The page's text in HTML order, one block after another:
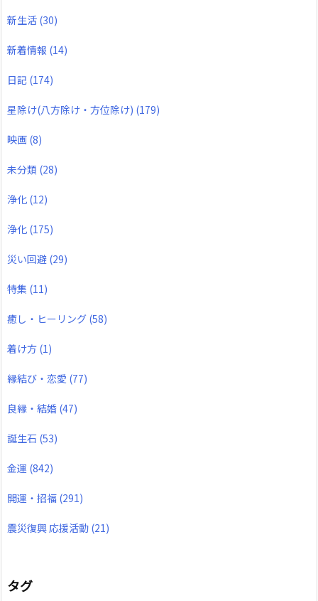
新生活 (30)
新着情報 (14)
日記 (174)
星除け(八方除け・方位除け) (179)
映画 (8)
未分類 (28)
浄化 (12)
浄化 (175)
災い回避 (29)
特集 (11)
癒し・ヒーリング (58)
着け方 (1)
縁結び・恋愛 (77)
良縁・結婚 (47)
誕生石 (53)
金運 (842)
開運・招福 (291)
震災復興 応援活動 (21)
タグ